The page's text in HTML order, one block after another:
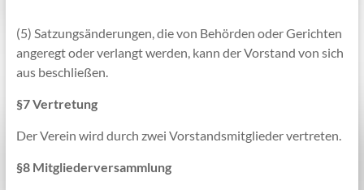
(5) Satzungsänderungen, die von Behörden oder Gerichten
angeregt oder verlangt werden, kann der Vorstand von sich
aus beschließen.
§7 Vertretung
Der Verein wird durch zwei Vorstandsmitglieder vertreten.
§8 Mitgliederversammlung